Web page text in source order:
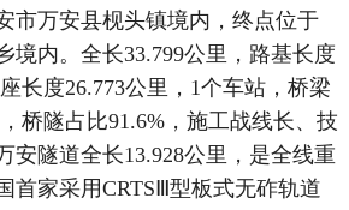
市万安县枧头镇境内，终点位于
境内。全长33.799公里，路基长度
长度26.773公里，1个车站，桥梁
桥隧占比91.6%，施工战线长、技
安隧道全长13.928公里，是全线重
首家采用CRTSⅢ型板式无砟轨道